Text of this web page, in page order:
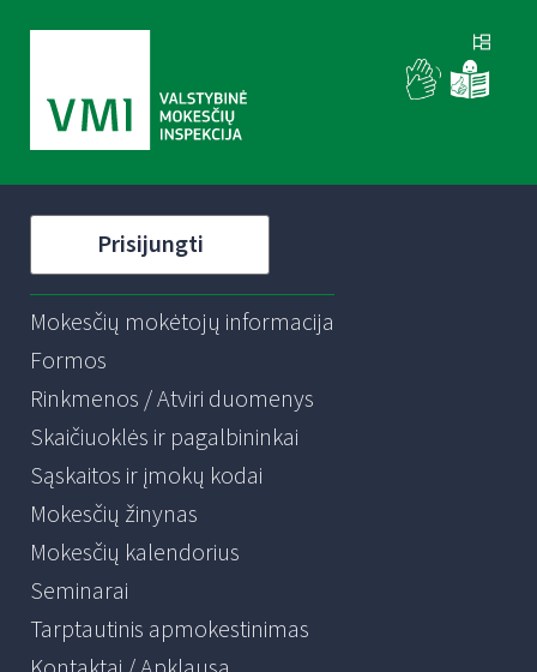
Prisijungti
Mokesčių mokėtojų informacija
Formos
Rinkmenos / Atviri duomenys
Skaičiuoklės ir pagalbininkai
Sąskaitos ir įmokų kodai
Mokesčių žinynas
Mokesčių kalendorius
Seminarai
Tarptautinis apmokestinimas